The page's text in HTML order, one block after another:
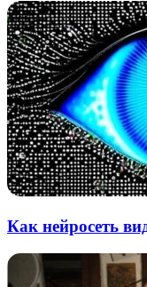
Как нейросеть